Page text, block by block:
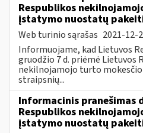
Respublikos
įstatymo nuostatų
Web turinio sąrašas 2021-12-
Informuojame, kad Lietuvos
gruodžio 7 d. priėmė Lietuvos
nekilnojamojo turto mokesčio
straipsnių...
Informacinis pranešimas
Respublikos
įstatymo nuostatų